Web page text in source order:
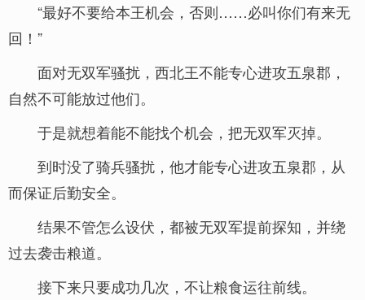
“最好不要给本王机会，否则……必叫你们有来无
回！”
面对无双军骚扰，西北王不能专心进攻五泉郡，
自然不可能放过他们。
于是就想着能不能找个机会，把无双军灭掉。
到时没了骑兵骚扰，他才能专心进攻五泉郡，从
而保证后勤安全。
结果不管怎么设伏，都被无双军提前探知，并绕
过去袭击粮道。
接下来只要成功几次，不让粮食运往前线。